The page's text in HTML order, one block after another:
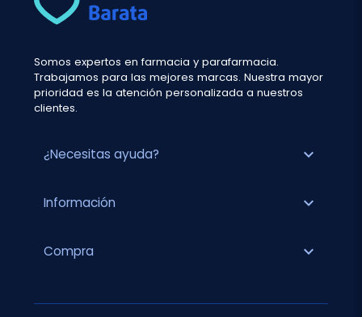
Somos expertos en farmacia y parafarmacia.
Trabajamos para las mejores marcas. Nuestra mayor
prioridad es la atención personalizada a nuestros
clientes.
¿Necesitas ayuda? expand_more
Información expand_more
Compra expand_more